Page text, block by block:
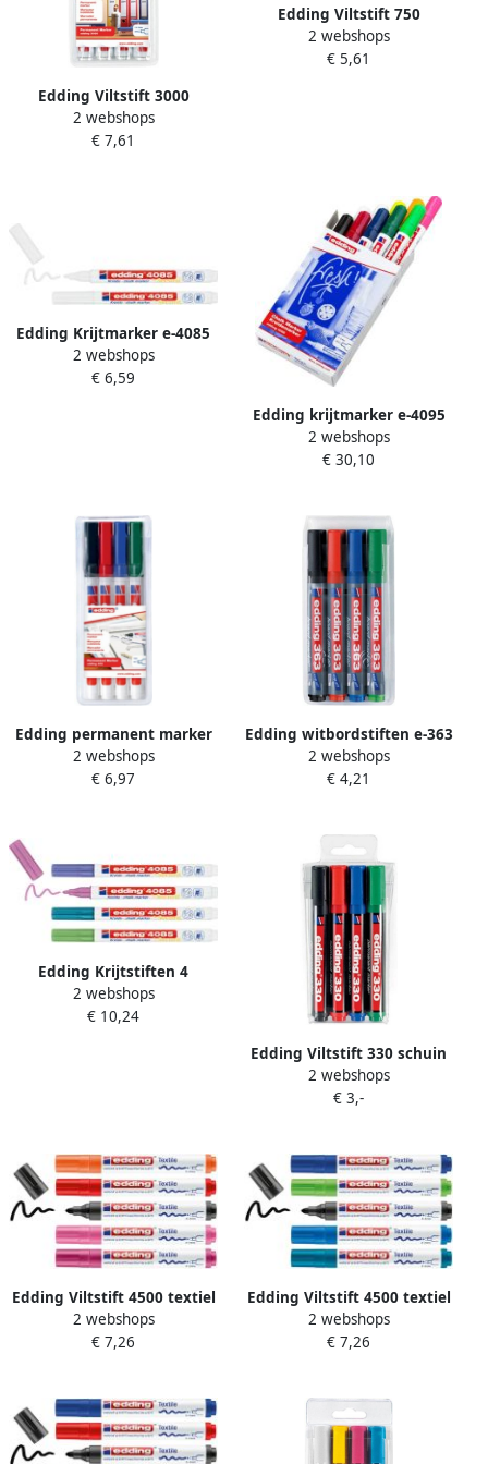
Edding Viltstift 3000
creatief rond 1.5-3mm
assorti blister Ã 4 stuks
2 webshops
€ 7,61
Edding Viltstift 750
lakmarker rond 2-4mm wit
en zwart blister Ã 2 stuks
2 webshops
€ 5,61
Edding Krijtmarker e-4085
ronde punt van 1 2 mm
blister van 2 stuks wit
2 webshops
€ 6,59
Edding krijtmarker e-4095
geassorteerde kleuren doos
van 10 stuks
2 webshops
€ 30,10
Edding permanent marker
400 etui van 4 stuks in
geassorteerde kleuren
2 webshops
€ 6,97
Edding witbordstiften e-363
etui van 4 stuks in
geassorteerde kleuren
2 webshops
€ 4,21
Edding Krijtstiften 4
metallic krijtmarkers Ronde
punt van 1-2 mm Geschikt
2 webshops
€ 10,24
Edding Viltstift 330 schuin
1.5-5mm assorti blister Ã 4
stuks
2 webshops
€ 3,-
Edding Viltstift 4500 textiel
rond 2-3mm warm assorti
blister a1 5 stuks
2 webshops
€ 7,26
Edding Viltstift 4500 textiel
rond 2-3mm koel assorti
blister a1 5 stuks
2 webshops
€ 7,26